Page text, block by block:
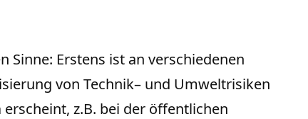
Sinne: Erstens ist an verschiedenen
von Technik– und Umweltrisiken
z.B. bei der öffentlichen